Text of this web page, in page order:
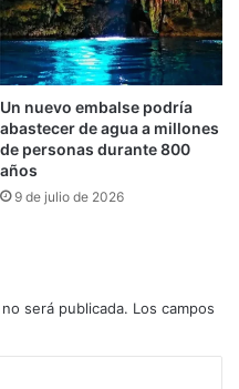
Un nuevo embalse podría
abastecer de agua a millones
de personas durante 800
años
9 de julio de 2026
será publicada. Los campos